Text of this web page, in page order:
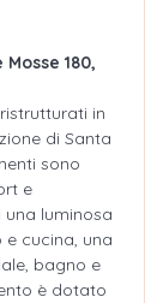
180,
in
di Santa
sono
e
luminosa
cucina, una
bagno e
è dotato